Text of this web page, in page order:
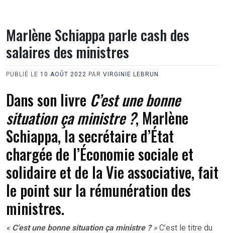
Marlène Schiappa parle cash des
salaires des ministres
PUBLIÉ LE 10 AOÛT 2022 PAR VIRGINIE LEBRUN
Dans son livre C’est une bonne
situation ça ministre ?, Marlène
Schiappa, la secrétaire d’État
chargée de l’Économie sociale et
solidaire et de la Vie associative, fait
le point sur la rémunération des
ministres.
« C’est une bonne situation ça ministre ?» C’est le titre du